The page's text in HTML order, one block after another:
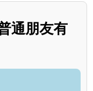
通朋友有